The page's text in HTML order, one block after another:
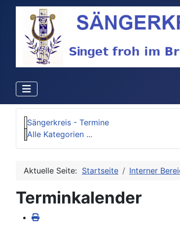
Sängerkreis - Termine
Alle Kategorien ...
Aktuelle Seite: Startseite Interner
Terminkalender